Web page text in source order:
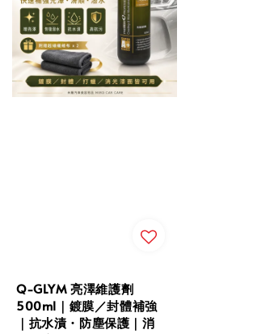
Q-GLYM 亮澤維護劑
500ml｜鍍膜／封體補強
｜抗水漬・防塵保護｜消